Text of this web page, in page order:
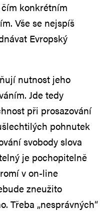
konkrétním
Vše se nejspíš
Evropský
nutnost jeho
Jde tedy
při prosazování
pohnutek
svobody slova
je pochopitelně
v on-line
zneužito
Třeba „nesprávných“